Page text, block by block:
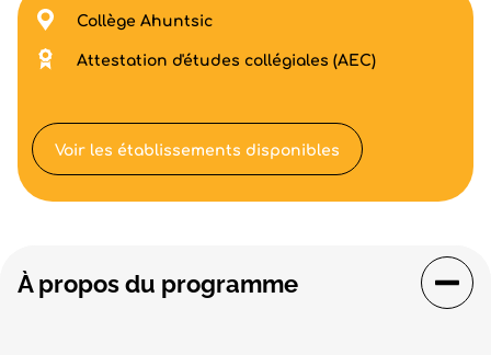
À propos du programme
Collège Ahuntsic
Attestation d'études collégiales (AEC)
Voir les établissements disponibles